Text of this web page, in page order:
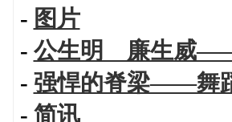
- 图片
- 公生明 廉生威——
- 强悍的脊梁——舞
- 简讯